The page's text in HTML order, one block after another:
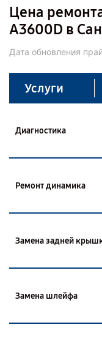
Цена
A3600D в
Дата обновления
Услуги
Диагностика
Ремонт динамика
Замена задней
Замена шлейфа